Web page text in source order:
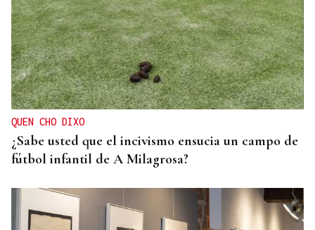
QUEN CHO DIXO
¿Sabe usted que el incivismo ensucia un campo de
fútbol infantil de A Milagrosa?